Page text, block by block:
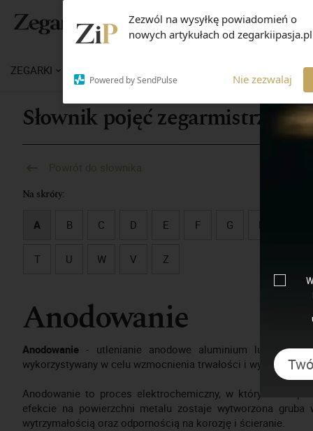
Zezwól na wysyłkę powiadomień o
nowych artykułach od
Powered by SendPulse Nie zezwalaj
ZEGARKI
Słownik pojęć
Powrót do słownika
Na skróty:
A B C D E F G H
T U W V Z
Anodowanie
Anodowanie - utlenianie anodowe aluminium lub
wykorzystywany w celu wzmocnienia trwałości i
Anodowanie to proces elektrochemiczny, w którym
efekcie na powierzchni metalu zostaje wytworzona
wytrzymałością oraz odpornością na korozję i ścieranie.